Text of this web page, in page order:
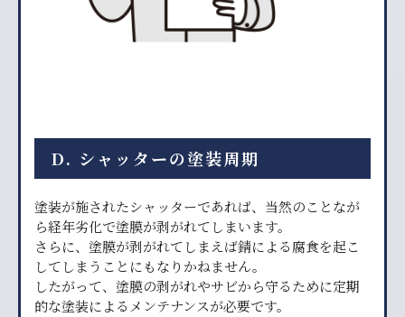
D. シャッターの塗装周期
塗装が施されたシャッターであれば、当然のことなが
ら経年劣化で塗膜が剥がれてしまいます。
さらに、塗膜が剥がれてしまえば錆による腐食を起こ
してしまうことにもなりかねません。
したがって、塗膜の剥がれやサビから守るために定期
的な塗装によるメンテナンスが必要です。